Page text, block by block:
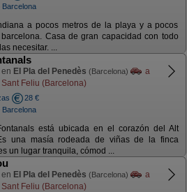
Barcelona
a pocos metros de la playa y a pocos
Casa de gran capacidad con todo
necesitar. ...
El Pla del Penedès (Barcelona)
a
Feliu (Barcelona)
28 €
Barcelona
está ubicada en el corazón del Alt
una masía rodeada de viñas de la finca
un lugar tranquila, cómod ...
El Pla del Penedès (Barcelona)
a
Feliu (Barcelona)